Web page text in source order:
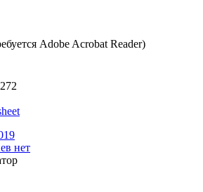
Adobe Acrobat Reader)
272
нет